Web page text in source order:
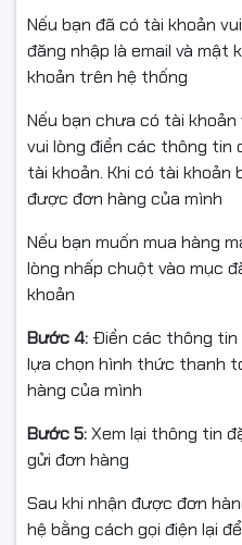
mượt mà cho mọi tác vụ,
ngày đến các ứng dụng
sâu. Bộ nhớ
RAM 32GB
một cách thoải mái mà
1TBcung cấp không gian
truy xuất dữ liệu siêu
Màn Hình Sắc
Màn hình16 inch WUXGA
G4 21QE0003VA hiển thị
trung thực và độ sáng cao.
sáng mạnh.
Nếu bạn đã có tài khoản
đăng nhập là email và mật
khoản trên hệ thống
Nếu bạn chưa có tài
vui lòng điền các thông tin
tài khoản. Khi có tài khoản
được đơn hàng của mình
Nếu bạn muốn mua hàng
lòng nhấp chuột vào mục
khoản
Bước 4: Điền các thông tin
lựa chọn hình thức thanh
hàng của mình
Bước 5:Xem lại thông tin
gửi đơn hàng
Sau khi nhận được đơn
hệ bằng cách gọi điện lại